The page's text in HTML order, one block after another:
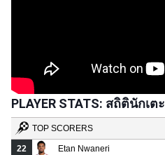
PLAYER STATS: สถิตินักเตะ